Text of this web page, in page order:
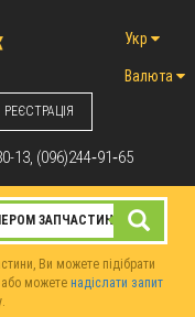
РЕЄСТРАЦІЯ
Укр
Валюта
13, (096)244‑91‑65
Ви можете підібрати
або можете надіслати запит